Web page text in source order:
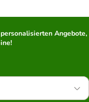
Angebote,